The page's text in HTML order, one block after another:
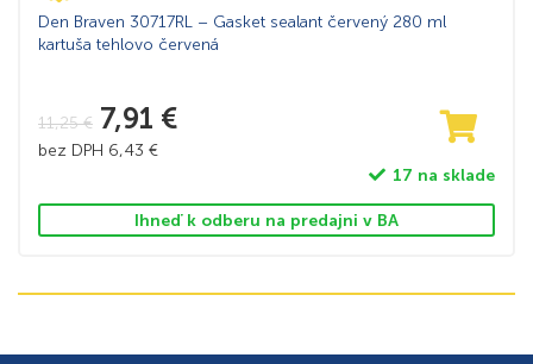
Den Braven 30717RL – Gasket sealant červený 280 ml
kartuša tehlovo červená
11,25€ 7,91 €
bez DPH 6,43 €
17 na sklade
Ihneď k odberu na predajni v BA